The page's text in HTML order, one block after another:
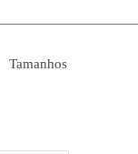
Tamanhos